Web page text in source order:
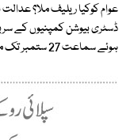
عوام کوکیا ریلیف ملا؟
ڈسٹری بیوشن کمپنیوں کے
ہوئے سماعت 27 ستمبر تک ملتوی کردی۔